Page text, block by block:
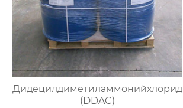
Дидецилдиметиламмонийхлорид
(DDAC)